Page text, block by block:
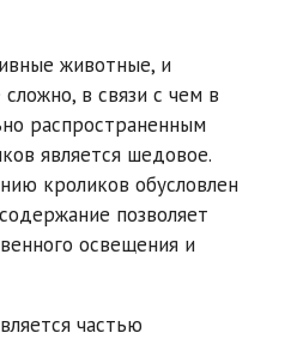
животные, и
в связи с чем в
распространенным
является шедовое.
кроликов обусловлен
позволяет
освещения и
частью